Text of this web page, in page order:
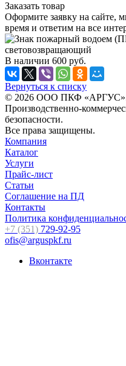
Заказать товар
Оформите заявку на сайте,
время и ответим на все
В наличии 600 руб.
Вернуться к списку
© 2026 ООО ПКФ
Производственно-
безопасности.
Все права защищены.
Компания
Каталог
Услуги
Прайс-лист
Статьи
Соглашение на ПД
Контакты
Политика
+7 (351) 729-92-95
ofis@arguspkf.ru
Вконтакте